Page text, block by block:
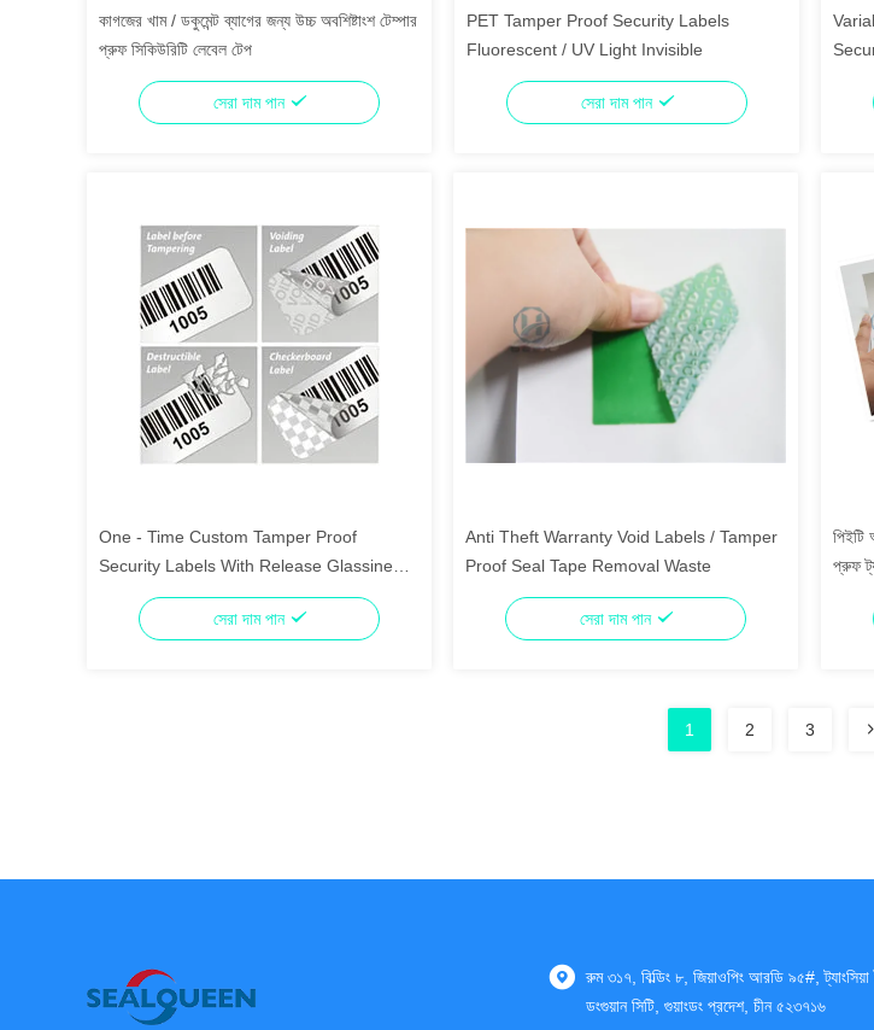
কাগজের খাম / ডকুমেন্ট ব্যাগের জন্য উচ্চ অবশিষ্টাংশ টেম্পার
প্রুফ সিকিউরিটি লেবেল টেপ
সেরা দাম পান
PET Tamper Proof Security Labels
Fluorescent / UV Light Invisible
সেরা দাম পান
One - Time Custom Tamper Proof
Security Labels With Release Glassine
সেরা দাম পান
Anti Theft Warranty Void Labels / Tamper
Proof Seal Tape Removal Waste
সেরা দাম পান
পিইটি
প্রুফ
1 2 3
রুম ৩১৭, বিল্ডিং ৮, জিয়াওপিং আরডি ৯৫#, ট্যাংসিয়া
ডংগুয়ান সিটি, গুয়াংডং প্রদেশ, চীন ৫২৩৭১৬